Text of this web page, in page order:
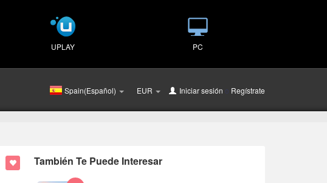
UPLAY PC
Spain(Español) EUR Iniciar sesión o Regístrate
También Te Puede Interesar